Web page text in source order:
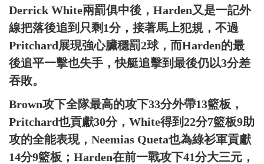
Derrick White兩罰俱中後，Harden又是一記外
線把落後追到只剩1分，接著馬上犯規，不過
Pritchard展現強心臟穩罰2球，而Harden的最
後追平一擊也失手，快艇追擊到最後仍以3分差
吞敗。
Brown攻下全隊最高的攻下33分外帶13籃板，
Pritchard也貢獻30分，White得到22分7籃板9助
攻的全能表現，Neemias Queta也為綠衫軍貢獻
14分9籃板；Harden在前一戰攻下41分大三元，